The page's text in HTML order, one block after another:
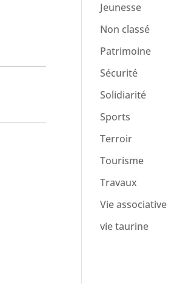
Jeunesse
Non classé
Patrimoine
Sécurité
Solidiarité
Sports
Terroir
Tourisme
Travaux
Vie associative
vie taurine